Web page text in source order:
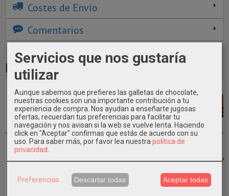
Costes de Envío
Comentarios
Productos Relacionados
SALERO Y
PIMENTERO
17,90 €
LÁMPARA BOYA
97,80 €
Agotado
GORRA LOGO
22,75 €
BIENVENIDO A
26,00 €
Servicios que nos gustaría
utilizar
Aunque sabemos que prefieres las galletas de chocolate,
nuestras cookies son una importante contribución a tu
experiencia de compra. Nos ayudan a enseñarte jugosas
ofertas, recuerdan tus preferencias para facilitar tu
navegación y nos avisan si la web se vuelve lenta. Haciendo
click en "Aceptar" confirmas que estás de acuerdo con su
uso. Para saber más, por favor lea nuestra política de
privacidad
Preferencias Descartar todas Aceptar todas